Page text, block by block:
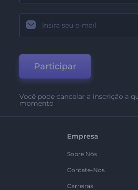
Participar
Você pode cancelar a inscrição a
momento
Empresa
Sobre Nós
Contate-Nos
Carreiras